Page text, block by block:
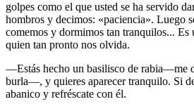
Increase text margins Decrease
golpes como el que usted se ha servido
hombros y decimos: «paciencia». Luego
comemos y dormimos tan tranquilos... Es
quien tan pronto nos olvida.
—Estás hecho un basilisco de rabia—me
burla—, y quieres aparecer tranquilo. Si
abanico y refréscate con él.